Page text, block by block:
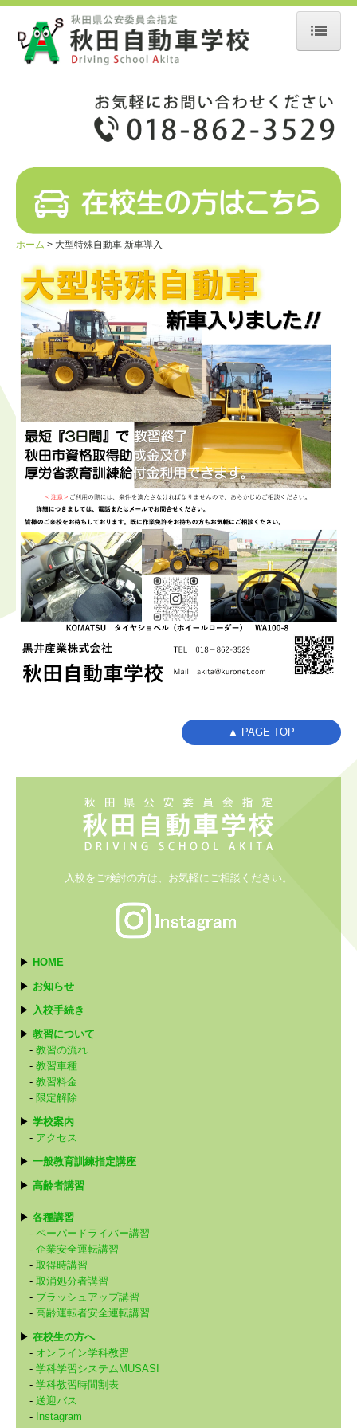
入校手続き
教習について
教習の流れ
教習車種
教習料金
学校案内
アクセス
お問い合わせ
ホーム 大型特殊自動車 新車導入
▲ PAGE TOP
入校をご検討の方は、 お気軽にご相談ください。
▶ HOME
▶ お知らせ
▶ 入校手続き
▶教習について
-教習の流れ
-教習車種
-教習料金
- 限定解除
▶学校案内
- アクセス
▶一般教育訓練指定講座
▶高齢者講習
▶ 各種講習
-ペーパードライバー講習
-企業安全運転講習
-取得時講習
-取消処分者講習
- ブラッシュアップ講習
-高齢運転者安全運転講習
▶在校生の方へ
- オンライン学科教習
-学科学習システムMUSASI
-学科教習時間割表
-送迎バス
- Instagram